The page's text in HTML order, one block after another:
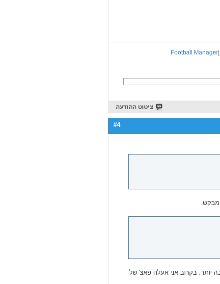
Football Manager|
ציטוט ההודעה
#4
מבקש.
יותר. בקרוב אני אעלה פאצ' של